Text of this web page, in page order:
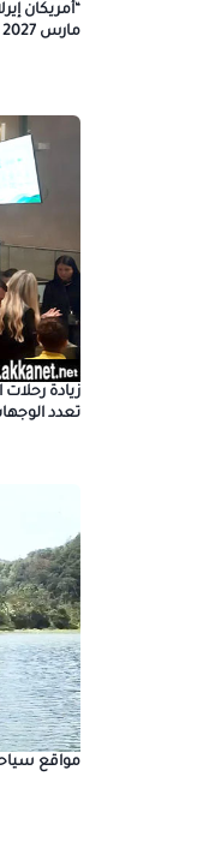
“أمريكان
مارس 2027
تعدد
مواقع